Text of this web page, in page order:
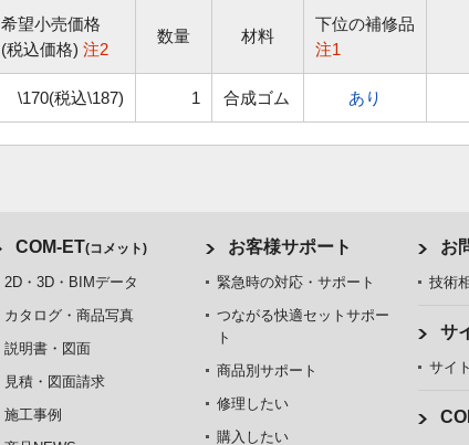
希望小売価格
(税込価格) 注2
数量 材料
下位の補修品
注1
\170(税込\187) 1 合成ゴム あり
COM-ET(コメット)
2D・3D・BIMデータ
カタログ・商品写真
説明書・図面
見積・図面請求
施工事例
お客様サポート
緊急時の対応・サポート
つながる快適セットサポー
ト
商品別サポート
修理したい
購入したい
お
技術
サ
サイ